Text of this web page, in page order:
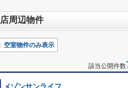
周辺物件
空室物件のみ表示
該当公開件数